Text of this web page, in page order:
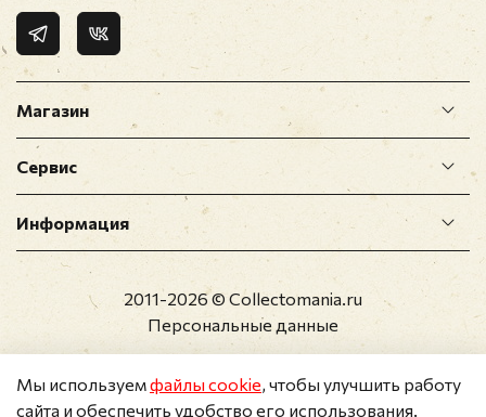
Магазин
Сервис
Информация
2011-2026 © Collectomania.ru
Персональные данные
Мы используемфайлы cookie, чтобы улучшить работу
сайта и обеспечить удобство его использования.